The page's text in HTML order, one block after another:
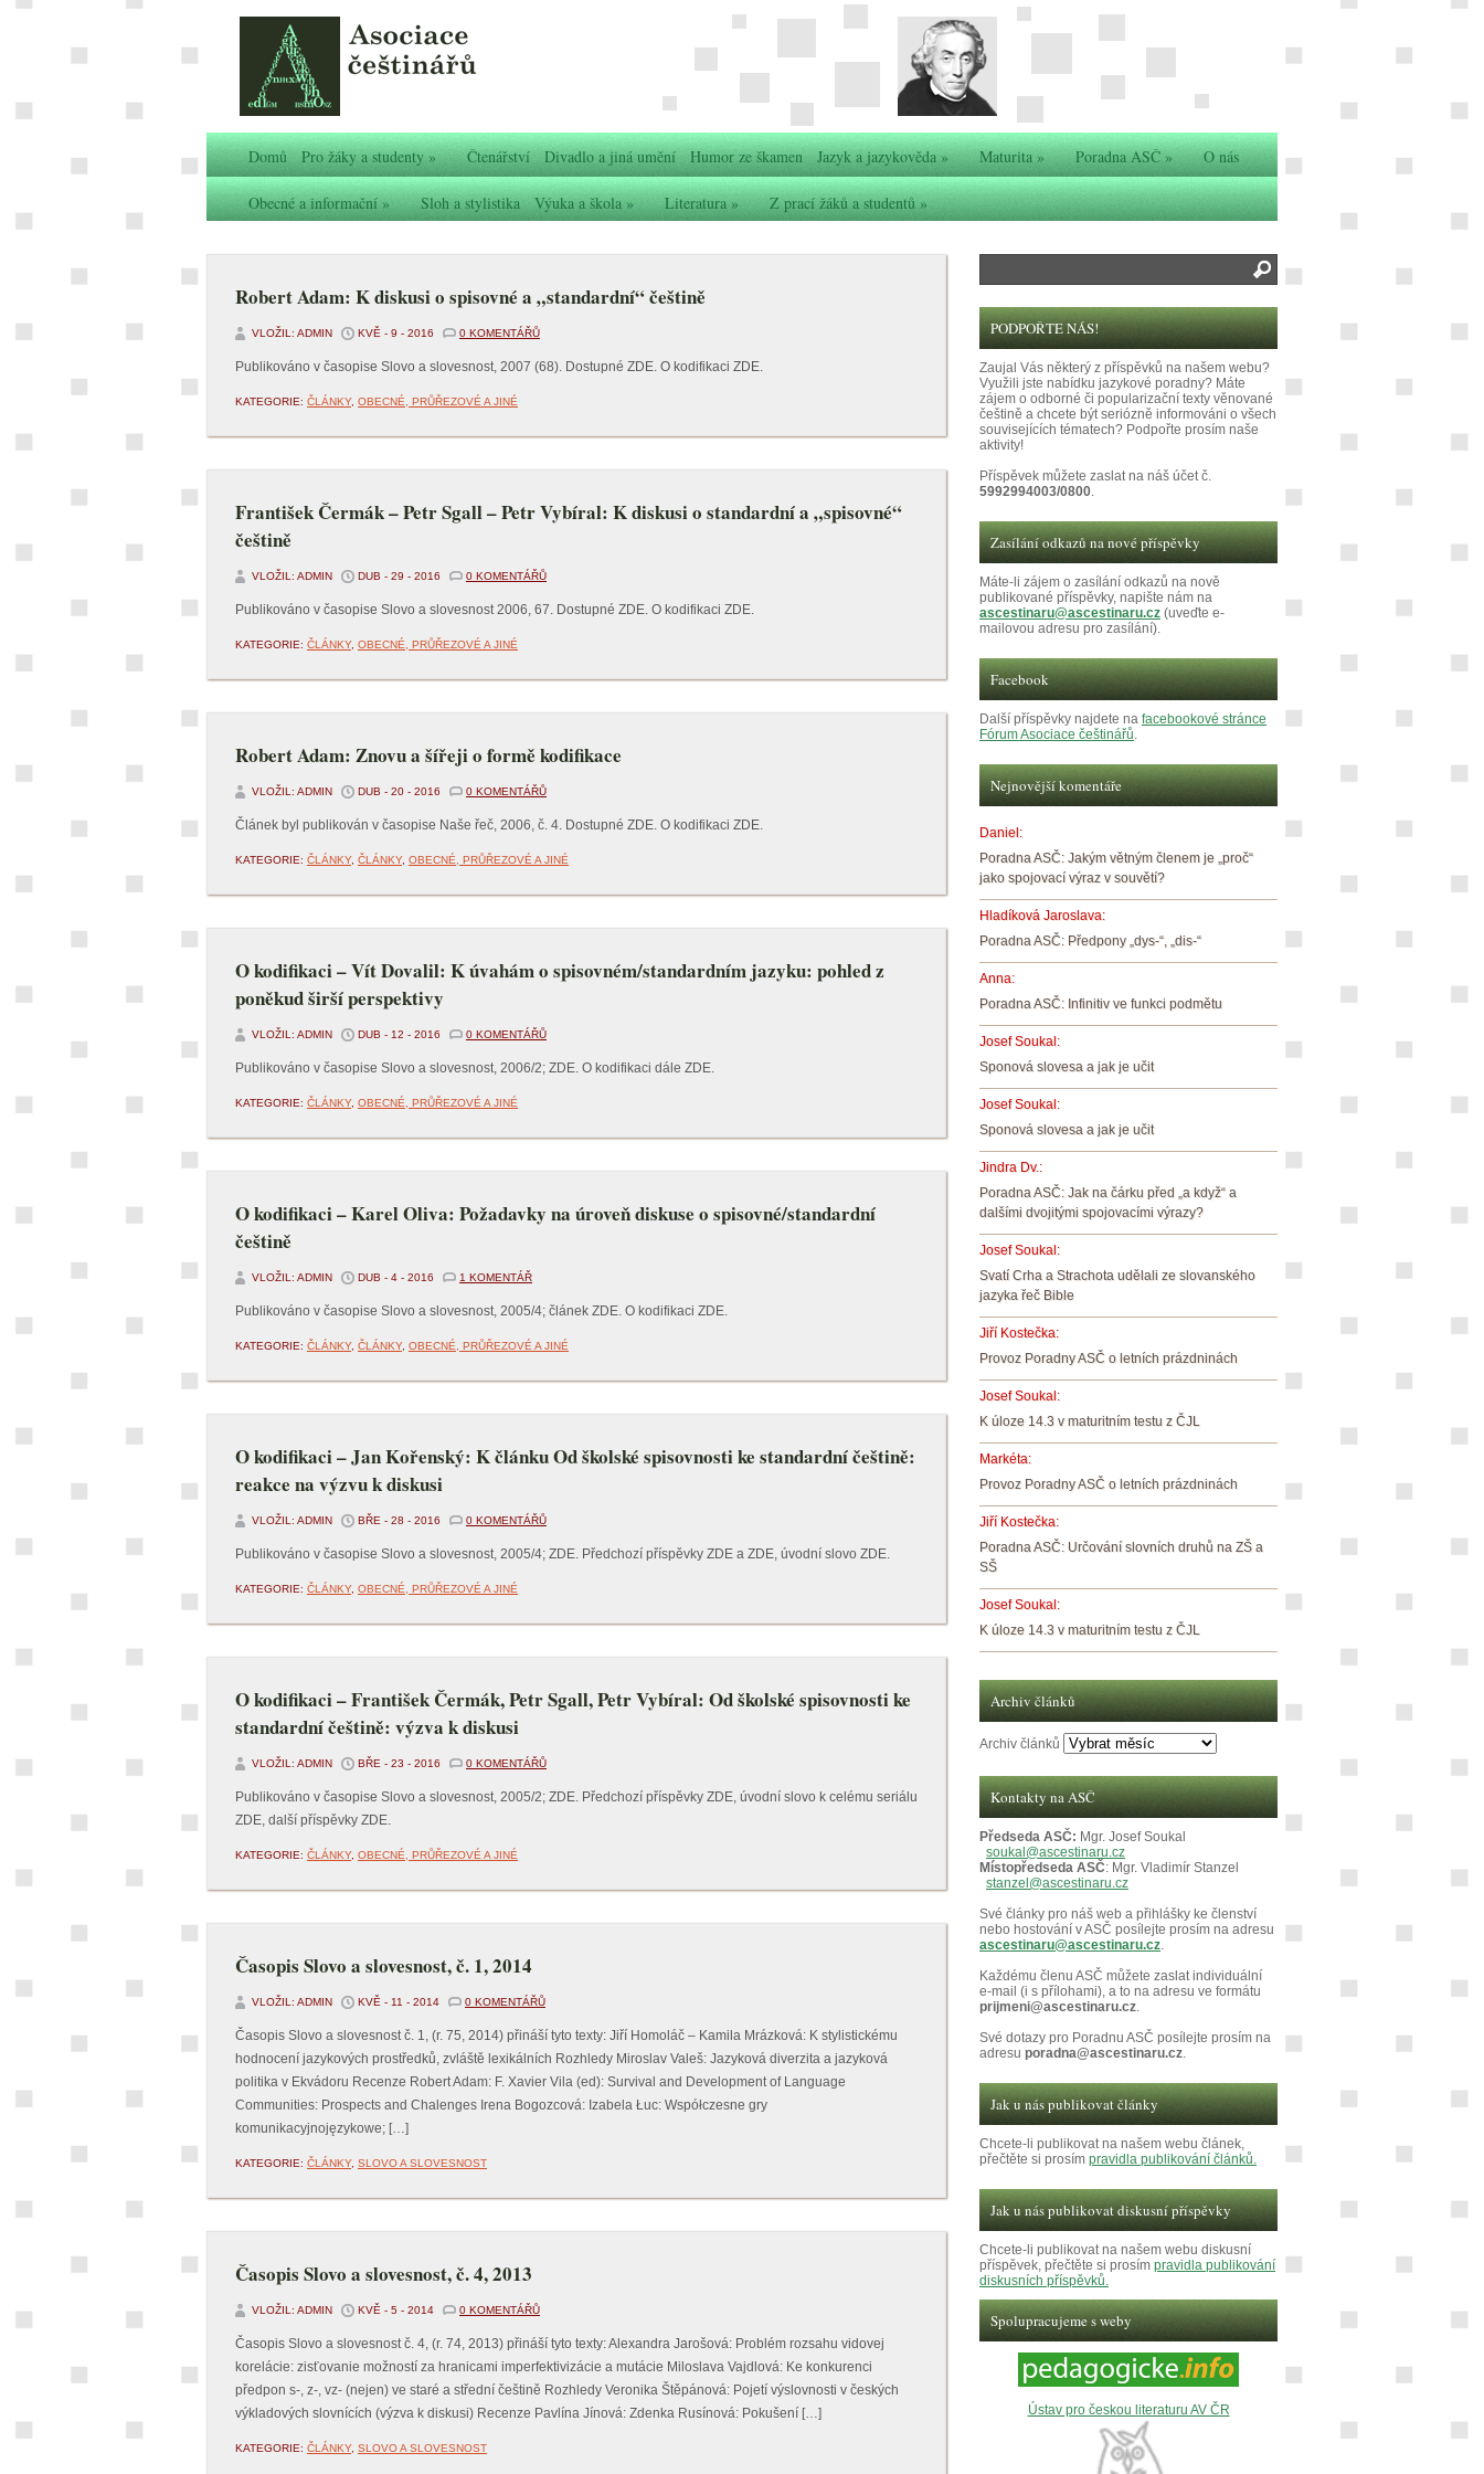
Domů Pro žáky a studenty» Čtenářství Divadlo a jiná umění Humor ze škamen Jazyk a jazykověda» Maturita» Poradna ASČ» O nás
Obecné a informační» Sloh a stylistika Výuka a škola» Literatura» Z prací žáků a studentů»
Robert Adam: K diskusi o spisovné a „standardní“ češtině
VLOŽIL: ADMIN KVĚ - 9 - 2016 0 KOMENTÁŘŮ
Publikováno v časopise Slovo a slovesnost, 2007 (68). Dostupné ZDE. O kodifikaci ZDE.
KATEGORIE: ČLÁNKY, OBECNÉ, PRŮŘEZOVÉ A JINÉ
František Čermák – Petr Sgall – Petr Vybíral: K diskusi o standardní a „spisovné“
češtině
VLOŽIL: ADMIN DUB - 29 - 2016 0 KOMENTÁŘŮ
Publikováno v časopise Slovo a slovesnost 2006, 67. Dostupné ZDE. O kodifikaci ZDE.
KATEGORIE: ČLÁNKY, OBECNÉ, PRŮŘEZOVÉ A JINÉ
Robert Adam: Znovu a šířeji o formě kodifikace
VLOŽIL: ADMIN DUB - 20 - 2016 0 KOMENTÁŘŮ
Článek byl publikován v časopise Naše řeč, 2006, č. 4. Dostupné ZDE. O kodifikaci ZDE.
KATEGORIE: ČLÁNKY, ČLÁNKY, OBECNÉ, PRŮŘEZOVÉ A JINÉ
O kodifikaci – Vít Dovalil: K úvahám o spisovném/standardním jazyku: pohled z
poněkud širší perspektivy
VLOŽIL: ADMIN DUB - 12 - 2016 0 KOMENTÁŘŮ
Publikováno v časopise Slovo a slovesnost, 2006/2; ZDE. O kodifikaci dále ZDE.
KATEGORIE: ČLÁNKY, OBECNÉ, PRŮŘEZOVÉ A JINÉ
O kodifikaci – Karel Oliva: Požadavky na úroveň diskuse o spisovné/standardní
češtině
VLOŽIL: ADMIN DUB - 4 - 2016 1 KOMENTÁŘ
Publikováno v časopise Slovo a slovesnost, 2005/4; článek ZDE. O kodifikaci ZDE.
KATEGORIE: ČLÁNKY, ČLÁNKY, OBECNÉ, PRŮŘEZOVÉ A JINÉ
O kodifikaci – Jan Kořenský: K článku Od školské spisovnosti ke standardní češtině:
reakce na výzvu k diskusi
VLOŽIL: ADMIN BŘE - 28 - 2016 0 KOMENTÁŘŮ
Publikováno v časopise Slovo a slovesnost, 2005/4; ZDE. Předchozí příspěvky ZDE a ZDE, úvodní slovo ZDE.
KATEGORIE: ČLÁNKY, OBECNÉ, PRŮŘEZOVÉ A JINÉ
O kodifikaci – František Čermák, Petr Sgall, Petr Vybíral: Od školské spisovnosti ke
standardní češtině: výzva k diskusi
VLOŽIL: ADMIN BŘE - 23 - 2016 0 KOMENTÁŘŮ
Publikováno v časopise Slovo a slovesnost, 2005/2; ZDE. Předchozí příspěvky ZDE, úvodní slovo k celému seriálu
ZDE, další příspěvky ZDE.
KATEGORIE: ČLÁNKY, OBECNÉ, PRŮŘEZOVÉ A JINÉ
Časopis Slovo a slovesnost, č. 1, 2014
VLOŽIL: ADMIN KVĚ - 11 - 2014 0 KOMENTÁŘŮ
Časopis Slovo a slovesnost č. 1, (r. 75, 2014) přináší tyto texty: Jiří Homoláč – Kamila Mrázková: K stylistickému
hodnocení jazykových prostředků, zvláště lexikálních Rozhledy Miroslav Valeš: Jazyková diverzita a jazyková
politika v Ekvádoru Recenze Robert Adam: F. Xavier Vila (ed): Survival and Development of Language
Communities: Prospects and Chalenges Irena Bogozcová: Izabela Łuc: Współczesne gry
komunikacyjnojęzykowe; […]
KATEGORIE: ČLÁNKY, SLOVO A SLOVESNOST
Časopis Slovo a slovesnost, č. 4, 2013
VLOŽIL: ADMIN KVĚ - 5 - 2014 0 KOMENTÁŘŮ
Časopis Slovo a slovesnost č. 4, (r. 74, 2013) přináší tyto texty: Alexandra Jarošová: Problém rozsahu vidovej
korelácie: zisťovanie možností za hranicami imperfektivizácie a mutácie Miloslava Vajdlová: Ke konkurenci
předpon s-, z-, vz- (nejen) ve staré a střední češtině Rozhledy Veronika Štěpánová: Pojetí výslovnosti v českých
výkladových slovnících (výzva k diskusi) Recenze Pavlína Jínová: Zdenka Rusínová: Pokušení […]
KATEGORIE: ČLÁNKY, SLOVO A SLOVESNOST
PODPOŘTE NÁS!
Zaujal Vás některý z příspěvků na našem webu?
Využili jste nabídku jazykové poradny? Máte
zájem o odborné či popularizační texty věnované
češtině a chcete být seriózně informováni o všech
souvisejících tématech? Podpořte prosím naše
aktivity!
Příspěvek můžete zaslat na náš účet č.
5992994003/0800.
Zasílání odkazů na nové příspěvky
Máte-li zájem o zasílání odkazů na nově
publikované příspěvky, napište nám na
ascestinaru@ascestinaru.cz (uveďte e-
mailovou adresu pro zasílání).
Facebook
Další příspěvky najdete na facebookové stránce
Fórum Asociace češtinářů.
Nejnovější komentáře
Daniel:
Poradna ASČ: Jakým větným členem je „proč“
jako spojovací výraz v souvětí?
Hladíková Jaroslava:
Poradna ASČ: Předpony „dys-“, „dis-“
Anna:
Poradna ASČ: Infinitiv ve funkci podmětu
Josef Soukal:
Sponová slovesa a jak je učit
Josef Soukal:
Sponová slovesa a jak je učit
Jindra Dv.:
Poradna ASČ: Jak na čárku před „a když“ a
dalšími dvojitými spojovacími výrazy?
Josef Soukal:
Svatí Crha a Strachota udělali ze slovanského
jazyka řeč Bible
Jiří Kostečka:
Provoz Poradny ASČ o letních prázdninách
Josef Soukal:
K úloze 14.3 v maturitním testu z ČJL
Markéta:
Provoz Poradny ASČ o letních prázdninách
Jiří Kostečka:
Poradna ASČ: Určování slovních druhů na ZŠ a
SŠ
Josef Soukal:
K úloze 14.3 v maturitním testu z ČJL
Archiv článků
Archiv článků
Kontakty na ASČ
Předseda ASČ: Mgr. Josef Soukal
soukal@ascestinaru.cz
Místopředseda ASČ: Mgr. Vladimír Stanzel
stanzel@ascestinaru.cz
Své články pro náš web a přihlášky ke členství
nebo hostování v ASČ posílejte prosím na adresu
ascestinaru@ascestinaru.cz.
Každému členu ASČ můžete zaslat individuální
e-mail (i s přílohami), a to na adresu ve formátu
prijmeni@ascestinaru.cz.
Své dotazy pro Poradnu ASČ posílejte prosím na
adresu poradna@ascestinaru.cz.
Jak u nás publikovat články
Chcete-li publikovat na našem webu článek,
přečtěte si prosím pravidla publikování článků.
Jak u nás publikovat diskusní příspěvky
Chcete-li publikovat na našem webu diskusní
příspěvek, přečtěte si prosím pravidla publikování
diskusních příspěvků.
Spolupracujeme s weby
Ústav pro českou literaturu AV ČR